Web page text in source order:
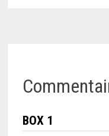
BOX 1